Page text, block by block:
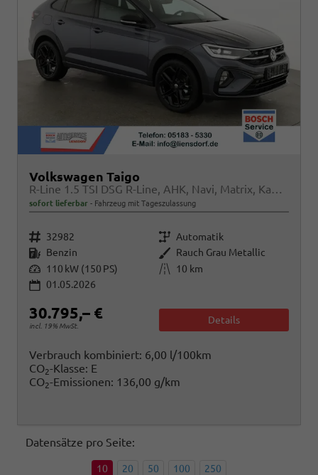
Volkswagen Taigo
R-Line 1.5 TSI DSG R-Line, AHK, Navi, Matrix, Kamera, ACC, Winter, 4 J.-Garantie
sofort lieferbar Fahrzeug mit Tageszulassung
Fahrzeugnr. 32982 Getriebe Automatik
Kraftstoff Benzin Außenfarbe Rauch Grau Metallic
Leistung 110 kW (150 PS) Kilometerstand
10 km
01.05.2026
30.795,– €
incl. 19% MwSt.
Details
Verbrauch kombiniert: 6,00 l/100km
CO2-Klasse: E
CO2-Emissionen: 136,00 g/km
Datensätze pro Seite:
10 20 50 100 250